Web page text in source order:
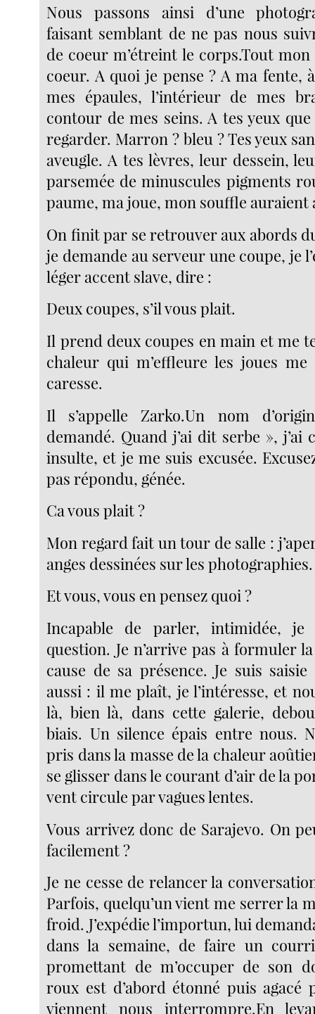
Nous passons ainsi d’une
faisant semblant de ne pas nous
de coeur m’étreint le corps.Tout
coeur. A quoi je pense ? A ma fente,
mes épaules, l’intérieur de mes
contour de mes seins. A tes yeux
regarder. Marron ? bleu ? Tes yeux
aveugle. A tes lèvres, leur dessein,
parsemée de minuscules pigments
paume, ma joue, mon souffle auraient
On finit par se retrouver aux abords
je demande au serveur une coupe, je
léger accent slave, dire :
Deux coupes, s’il vous plait.
Il prend deux coupes en main et me
chaleur qui m’effleure les joues me
caresse.
Il s’appelle Zarko.Un nom
demandé. Quand j’ai dit serbe »,
insulte, et je me suis excusée.
pas répondu, génée.
Ca vous plait ?
Mon regard fait un tour de salle :
anges dessinées sur les photographies.
Et vous, vous en pensez quoi ?
Incapable de parler, intimidée,
question. Je n’arrive pas à formuler
cause de sa présence. Je suis
aussi : il me plaît, je l’intéresse, et
là, bien là, dans cette galerie,
biais. Un silence épais entre nous.
pris dans la masse de la chaleur
se glisser dans le courant d’air de la
vent circule par vagues lentes.
Vous arrivez donc de Sarajevo. On
facilement ?
Je ne cesse de relancer la
Parfois, quelqu’un vient me serrer la
froid. J’expédie l’importun, lui
dans la semaine, de faire un
promettant de m’occuper de son
roux est d’abord étonné puis agacé
viennent nous interrompre.En